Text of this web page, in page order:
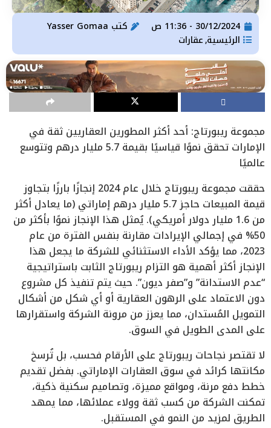
30/12/2024 - 11:36 ص كتب
الرئيسية, عقارات
مجموعة ريبورتاج: أحد أكثر المطورين العقاريين ثقة في
الإمارات تحقق نموًا قياسيًا بقيمة 5.7 مليار درهم وتتوسع
عالميًا
حققت مجموعة ريبورتاج خلال عام 2024 إنجازًا بارزًا بتجاوز
قيمة المبيعات حاجز 5.7 مليار درهم إماراتي (ما يعادل أكثر
من 1.6 مليار دولار أمريكي). يُمثل هذا الإنجاز نموًا بأكثر من
50% في إجمالي الإيرادات مقارنة بنفس الفترة من عام
2023، مما يؤكد الأداء الاستثنائي للشركة ما يجعل هذا
الإنجاز أكثر أهمية هو التزام ريبورتاج الثابت باستراتيجية
“عدم الاستدانة” و”صفر ديون”. حيث يتم تنفيذ كل مشروع
دون الاعتماد على الرهون العقارية أو أي شكل من أشكال
التمويل المُستدان، مما يعزز من مرونة الشركة واستقرارها
على المدى الطويل في السوق.
لا تقتصر نجاحات ريبورتاج على الأرقام فحسب، بل تُرسخ
مكانتها كرائد في سوق العقارات الإماراتي. بفضل تقديم
خطط دفع مرنة، ومواقع مميزة، وتصاميم سكنية ذكية،
تمكنت الشركة من كسب ثقة وولاء عملائها، مما يمهد
الطريق لمزيد من النمو في المستقبل.